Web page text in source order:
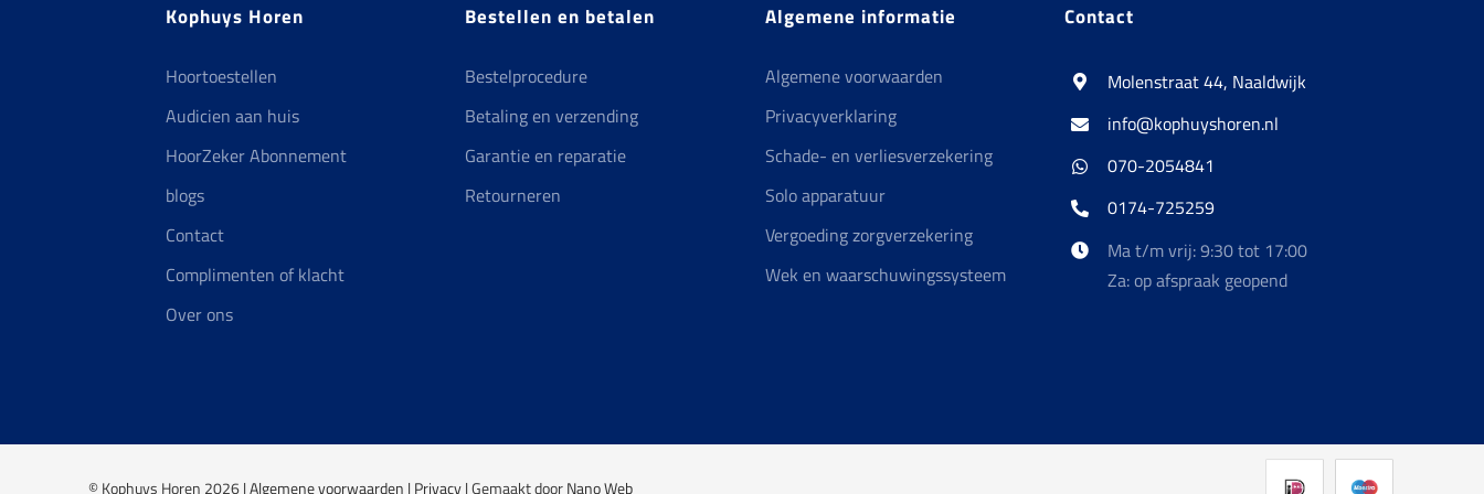
Kophuys Horen
Hoortoestellen
Audicien aan huis
HoorZeker Abonnement
blogs
Contact
Complimenten of klacht
Over ons
Bestellen en betalen
Bestelprocedure
Betaling en verzending
Garantie en reparatie
Retourneren
Algemene informatie
Algemene voorwaarden
Privacyverklaring
Schade- en verliesverzekering
Solo apparatuur
Vergoeding zorgverzekering
Wek en waarschuwingssysteem
Contact
Molenstraat 44, Naaldwijk
info@kophuyshoren.nl
070-2054841
0174-725259
Ma t/m vrij: 9:30 tot 17:00
Za: op afspraak geopend
© Kophuys Horen 2026 |Algemene voorwaarden |Privacy| Gemaakt doorNano Web